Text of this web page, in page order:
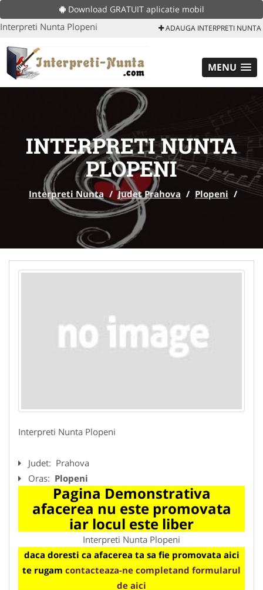
Download GRATUIT aplicatie mobil
Interpreti Nunta Plopeni ADAUGA INTERPRETI NUNTA
MENU
INTERPRETI NUNTA
PLOPENI
Interpreti Nunta / Judet Prahova / Plopeni /
Interpreti Nunta Plopeni
Judet: Prahova
Oras: Plopeni
Pagina Demonstrativa
afacerea nu este promovata
iar locul este liber
Interpreti Nunta Plopeni
daca doresti ca afacerea ta sa fie promovata aici
te rugam contacteaza-ne completand formularul
de aici